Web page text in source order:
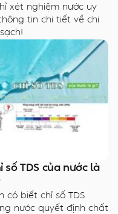
xét nghiệm nước uy
tin chi tiết về chi
số TDS của nước là
có biết chỉ số TDS
nước quyết định chất